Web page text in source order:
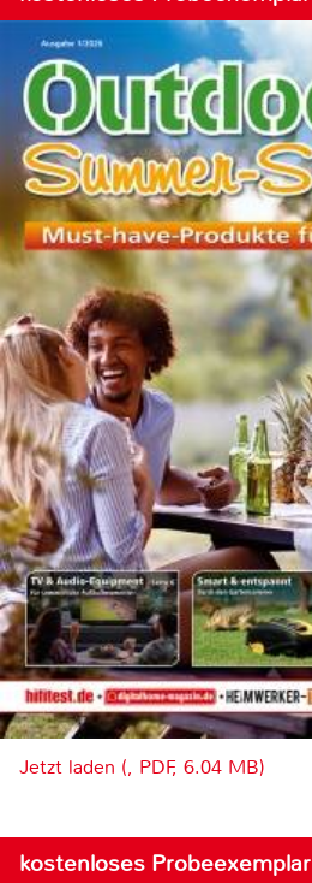
Jetzt laden (, PDF, 6.04 MB)
kostenloses Probeexemplar